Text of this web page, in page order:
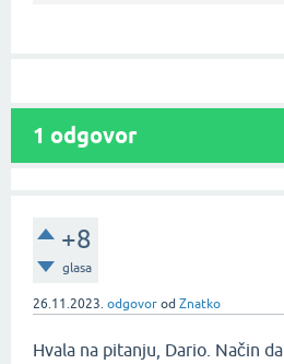
1 odgovor
+8
glasa
26.11.2023. odgovor od Znatko
Hvala na pitanju, Dario. Način da